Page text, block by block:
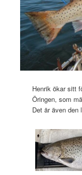
Henrik ökar sitt
Öringen, som
Det är även